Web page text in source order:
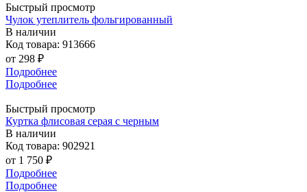
Быстрый просмотр
Чулок утеплитель фольгированный
В наличии
Код товара: 913666
от 298 ₽
Подробнее
Подробнее
Быстрый просмотр
Куртка флисовая серая с черным
В наличии
Код товара: 902921
от 1 750 ₽
Подробнее
Подробнее